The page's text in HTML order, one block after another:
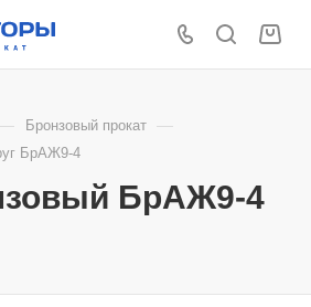
Бронзовый прокат —
БрАЖ9-4
БрАЖ9-4